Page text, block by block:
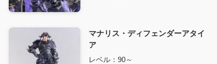
マナリス・ディフェンダーアタイ
ア
レベル：90～